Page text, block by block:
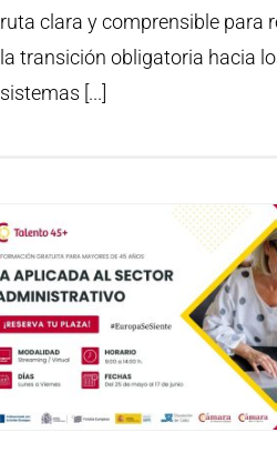
ruta clara y comprensible para
la transición obligatoria hacia
sistemas [...]